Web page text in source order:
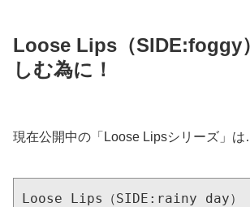
Loose Lips（SIDE:foggy
しむ為に！
現在公開中の「Loose Lipsシリーズ」
Loose Lips（SIDE:rainy day）